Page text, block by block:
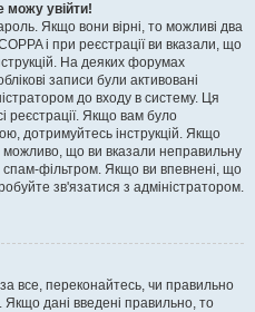
можу увійти!
Якщо вони вірні, то можливі два
і при реєстрації ви вказали, що
На деяких форумах
записи були активовані
до входу в систему. Ця
реєстрації. Якщо вам було
дотримуйтесь інструкцій. Якщо
що ви вказали неправильну
фільтром. Якщо ви впевнені, що
зв'язатися з адміністратором.
все, переконайтесь, чи правильно
Якщо дані введені правильно, то